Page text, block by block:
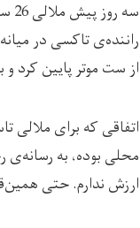
راننده‌ی تاکسی در
از ست موتر پایین کرد
اتفاقی که برای ملالی
محلی بوده، به
ارزش ندارم. حتی